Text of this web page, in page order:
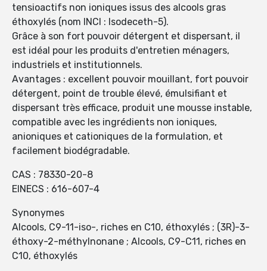
tensioactifs non ioniques issus des alcools gras
éthoxylés (nom INCI : Isodeceth-5).
Grâce à son fort pouvoir détergent et dispersant, il
est idéal pour les produits d'entretien ménagers,
industriels et institutionnels.
Avantages : excellent pouvoir mouillant, fort pouvoir
détergent, point de trouble élevé, émulsifiant et
dispersant très efficace, produit une mousse instable,
compatible avec les ingrédients non ioniques,
anioniques et cationiques de la formulation, et
facilement biodégradable.
CAS : 78330-20-8
EINECS : 616-607-4
Synonymes
Alcools, C9-11-iso-, riches en C10, éthoxylés ; (3R)-3-
éthoxy-2-méthylnonane ; Alcools, C9-C11, riches en
C10, éthoxylés